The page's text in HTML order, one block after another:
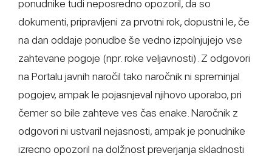
ponudnike tudi neposredno opozoril, da so
dokumenti, pripravljeni za prvotni rok, dopustni le, če
na dan oddaje ponudbe še vedno izpolnjujejo vse
zahtevane pogoje (npr. roke veljavnosti). Z odgovori
na Portalu javnih naročil tako naročnik ni spreminjal
pogojev, ampak le pojasnjeval njihovo uporabo, pri
čemer so bile zahteve ves čas enake. Naročnik z
odgovori ni ustvaril nejasnosti, ampak je ponudnike
izrecno opozoril na dolžnost preverjanja skladnosti